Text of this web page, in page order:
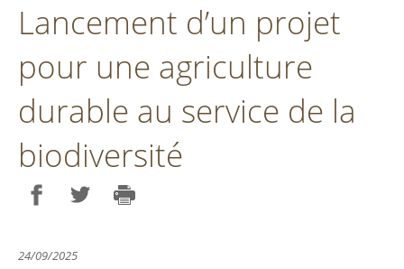
Lancement d’un projet
pour une agriculture
durable au service de la
biodiversité
24/09/2025